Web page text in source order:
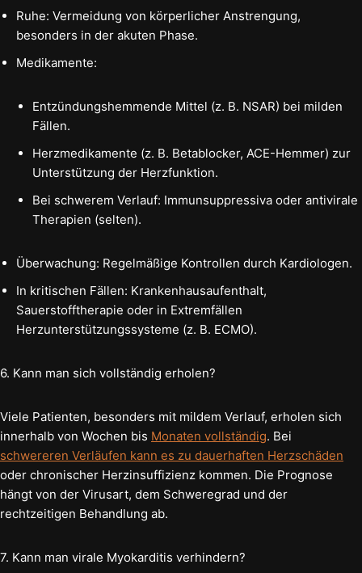
Ruhe: Vermeidung von körperlicher Anstrengung,
besonders in der akuten Phase.
Medikamente:
Entzündungshemmende Mittel (z. B. NSAR) bei milden
Fällen.
Herzmedikamente (z. B. Betablocker, ACE-Hemmer) zur
Unterstützung der Herzfunktion.
Bei schwerem Verlauf: Immunsuppressiva oder antivirale
Therapien (selten).
Überwachung: Regelmäßige Kontrollen durch Kardiologen.
In kritischen Fällen: Krankenhausaufenthalt,
Sauerstofftherapie oder in Extremfällen
Herzunterstützungssysteme (z. B. ECMO).
6. Kann man sich vollständig erholen?
Viele Patienten, besonders mit mildem Verlauf, erholen sich
innerhalb von Wochen bis Monaten vollständig. Bei
schwereren Verläufen kann es zu dauerhaften Herzschäden
oder chronischer Herzinsuffizienz kommen. Die Prognose
hängt von der Virusart, dem Schweregrad und der
rechtzeitigen Behandlung ab.
7. Kann man virale Myokarditis verhindern?